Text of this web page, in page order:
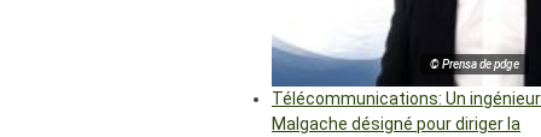
© Prensa de pdge
Télécommunications: Un ingénieur
Malgache désigné pour diriger la